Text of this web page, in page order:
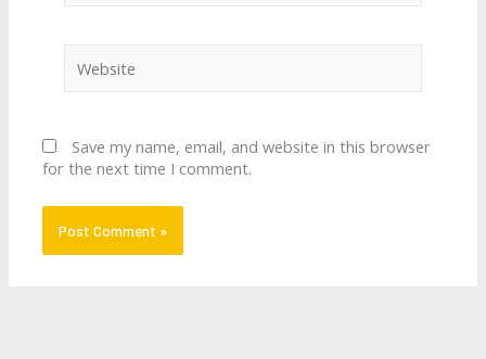
Save my name, email, and website in this browser
for the next time I comment.